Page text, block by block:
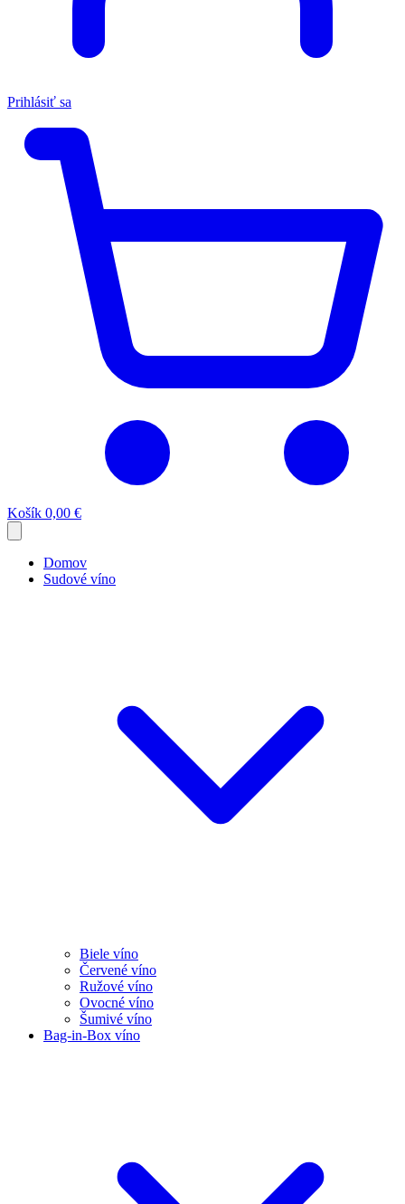
Prihlásiť sa
Košík 0,00 €
Domov
Sudové víno
Biele víno
Červené víno
Ružové víno
Ovocné víno
Šumivé víno
Bag-in-Box víno